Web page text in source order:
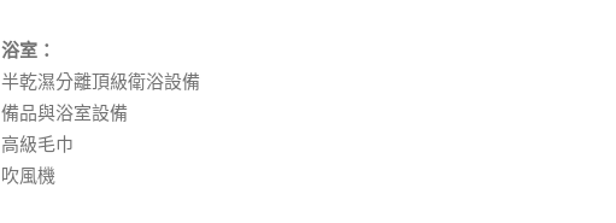
浴室：
半乾濕分離頂級衛浴設備
備品與浴室設備
高級毛巾
吹風機